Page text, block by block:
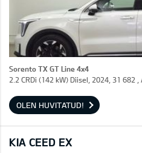
Sorento TX GT Line 4x4
2.2 CRDi (142 kW) Diisel, 2024, 31 682
OLEN HUVITATUD!
KIA CEED EX